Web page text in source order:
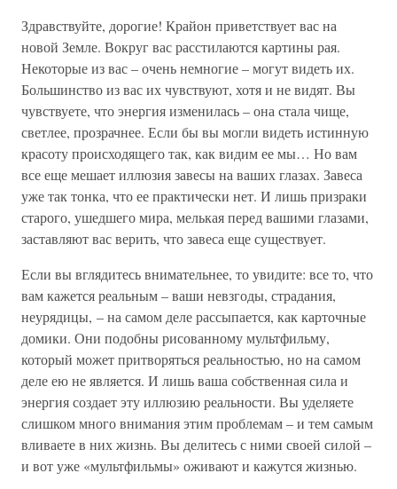
Здравствуйте, дорогие! Крайон приветствует вас на
новой Земле. Вокруг вас расстилаются картины рая.
Некоторые из вас – очень немногие – могут видеть их.
Большинство из вас их чувствуют, хотя и не видят. Вы
чувствуете, что энергия изменилась – она стала чище,
светлее, прозрачнее. Если бы вы могли видеть истинную
красоту происходящего так, как видим ее мы… Но вам
все еще мешает иллюзия завесы на ваших глазах. Завеса
уже так тонка, что ее практически нет. И лишь призраки
старого, ушедшего мира, мелькая перед вашими глазами,
заставляют вас верить, что завеса еще существует.
Если вы вглядитесь внимательнее, то увидите: все то, что
вам кажется реальным – ваши невзгоды, страдания,
неурядицы, – на самом деле рассыпается, как карточные
домики. Они подобны рисованному мультфильму,
который может притворяться реальностью, но на самом
деле ею не является. И лишь ваша собственная сила и
энергия создает эту иллюзию реальности. Вы уделяете
слишком много внимания этим проблемам – и тем самым
вливаете в них жизнь. Вы делитесь с ними своей силой –
и вот уже «мультфильмы» оживают и кажутся жизнью.